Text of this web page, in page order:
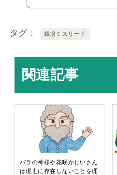
タグ 栽培ミスリード
関連記事
バラの神様や花咲かじいさん
は現世に存在しないことを理